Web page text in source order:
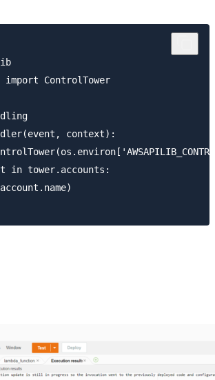
ControlTower
context):
in tower.accounts: